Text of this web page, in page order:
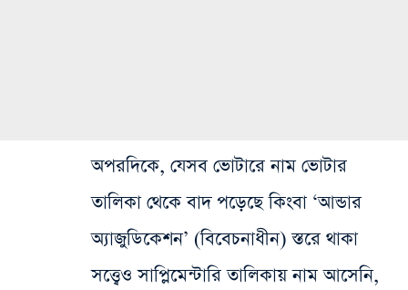
অপরদিকে, যেসব ভোটারে নাম ভোটার
তালিকা থেকে বাদ পড়েছে কিংবা ‘আন্ডার
অ্যাজুডিকেশন’ (বিবেচনাধীন) স্তরে থাকা
সত্ত্বেও সাপ্লিমেন্টারি তালিকায় নাম আসেনি,